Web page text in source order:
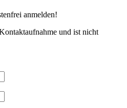
anmelden!
und ist nicht